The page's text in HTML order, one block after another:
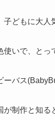
子どもに大人
使いで、とっ
ーバス
が制作と知る